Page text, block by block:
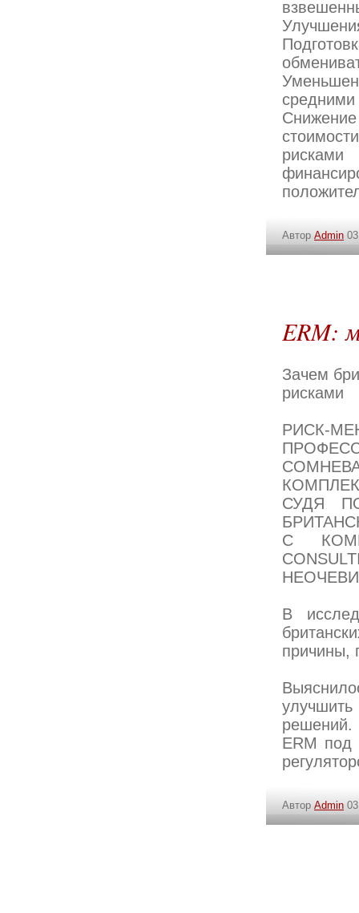
средними
Автор Admin
ERM:
Зачем
рисками
РИСК-
СУДЯ
С
В
причины,
ERM под
Автор Admin